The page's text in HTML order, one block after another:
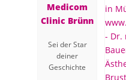
Medicom
Clinic Brünn
Sei der Star
deiner
Geschichte